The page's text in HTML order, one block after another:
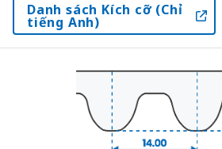
Danh sách Kích cỡ (Chỉ
tiếng Anh)